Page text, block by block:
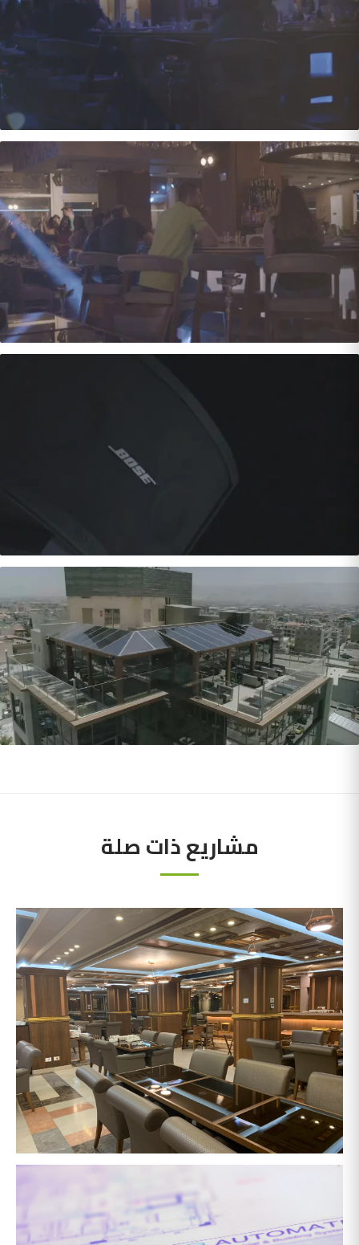
مشاريع ذات صلة